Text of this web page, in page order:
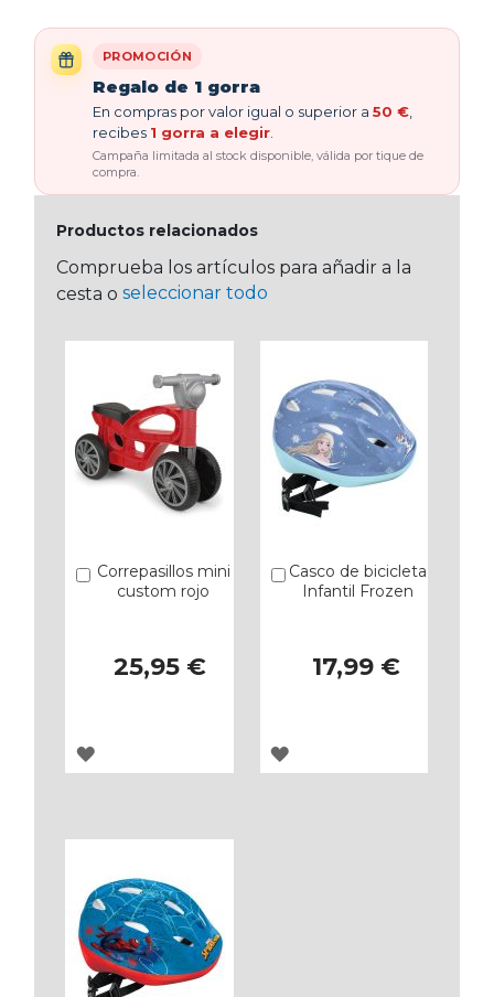
PROMOCIÓN
Regalo de 1 gorra
En compras por valor igual o superior a 50 €
recibes 1 gorra a elegir
Campaña limitada al stock disponible, válida por tique de
compra.
Productos relacionados
Comprueba los artículos para añadir a la
cesta o seleccionar todo
Correpasillos mini
custom rojo
25,95 €
Añadir
AGREGAR
Casco de bicicleta
Infantil Frozen
17,99 €
Añadir
AGREGAR